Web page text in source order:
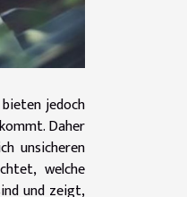
jedoch
Daher
unsicheren
welche
und zeigt,